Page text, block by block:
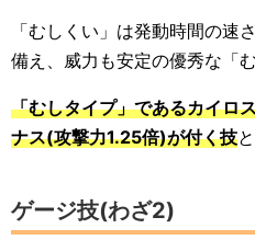
「むしくい」は発動時間の速
備え、威力も安定の優秀な「
「むしタイプ」であるカイロ
ナス(攻撃力1.25倍)が付く技
ゲージ技(わざ2)